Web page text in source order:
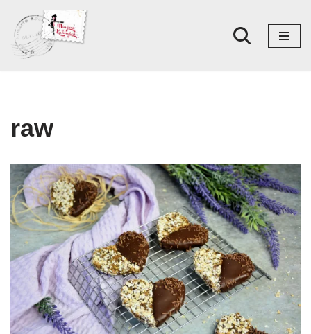
Skoči
na
raw